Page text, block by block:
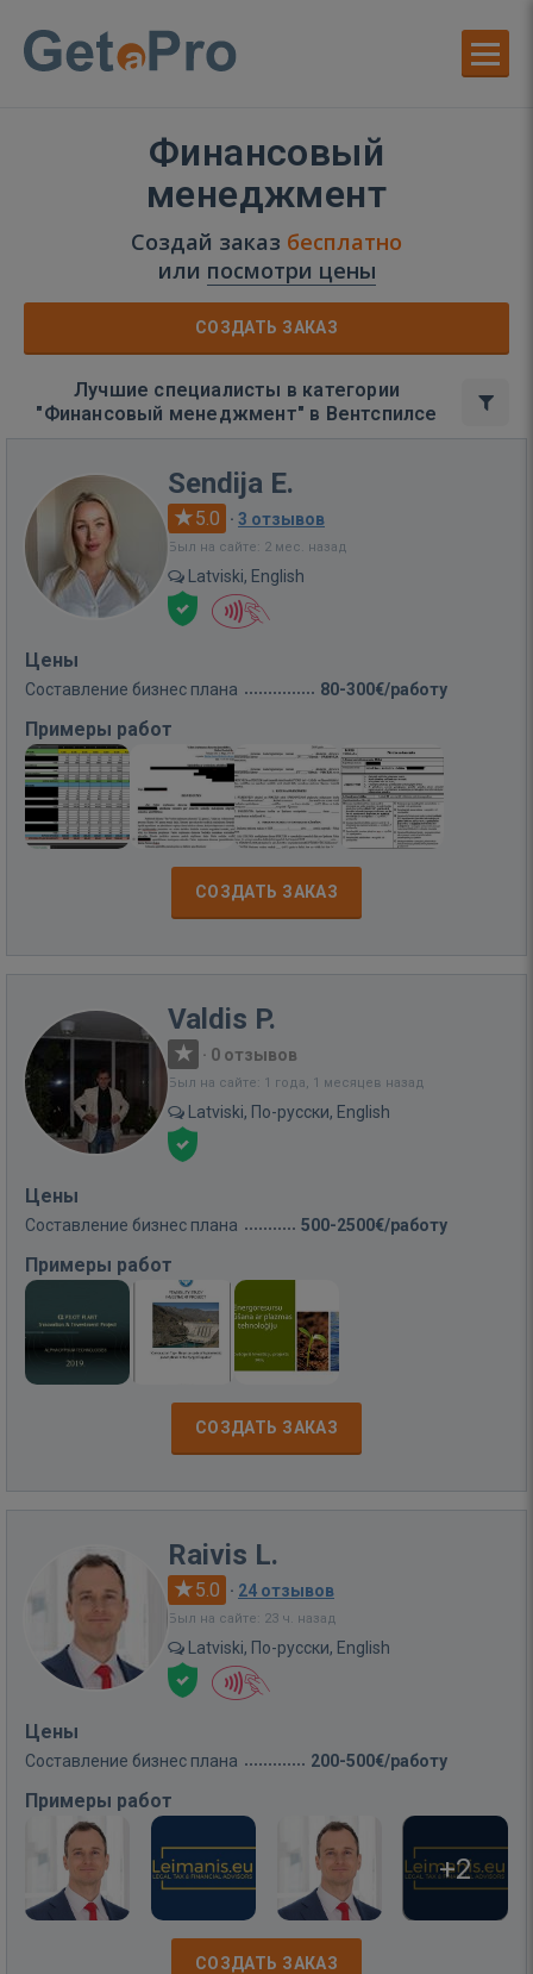
Финансовый
менеджмент
Создай заказ бесплатно
или посмотри цены
СОЗДАТЬ ЗАКАЗ
Лучшие специалисты в категории
"Финансовый менеджмент" в Вентспилсе
Sendija E.
5.0 · 3 отзывов
Был на сайте: 2 мес. назад
Latviski, English
Цены
Составление бизнес плана 80-300€/работу
Примеры работ
СОЗДАТЬ ЗАКАЗ
Valdis P.
· 0 отзывов
Был на сайте: 1 года, 1 месяцев назад
Latviski, По-русски, English
Цены
Составление бизнес плана 500-2500€/работу
Примеры работ
СОЗДАТЬ ЗАКАЗ
Raivis L.
5.0 · 24 отзывов
Был на сайте: 23 ч. назад
Latviski, По-русски, English
Цены
Составление бизнес плана 200-500€/работу
Примеры работ
+2
СОЗДАТЬ ЗАКАЗ